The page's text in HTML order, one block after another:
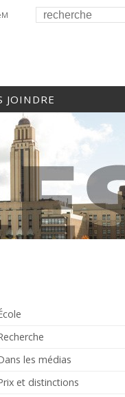
JOINDRE
les médias
et distinctions